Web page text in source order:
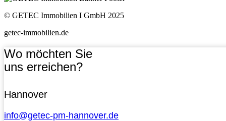
© GETEC Immobilien I GmbH 2025
getec-immobilien.de
Wo möchten Sie
uns erreichen?
Hannover
info@getec-pm-hannover.de